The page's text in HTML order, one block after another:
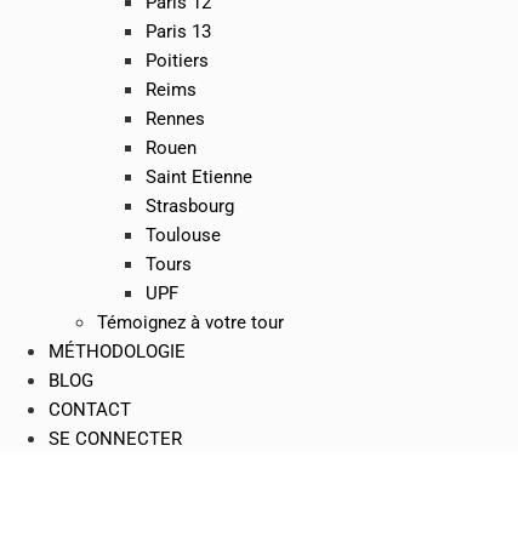
Paris 13
Poitiers
Reims
Rennes
Rouen
Saint Etienne
Strasbourg
Toulouse
Tours
UPF
Témoignez à votre tour
MÉTHODOLOGIE
BLOG
CONTACT
SE CONNECTER